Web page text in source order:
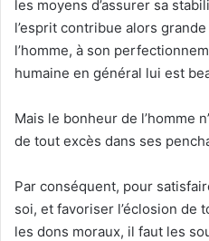
les moyens d’assurer sa
l’esprit contribue alors
l’homme, à son
humaine en général lui est
Mais le bonheur de l’homme
de tout excès dans ses
Par conséquent, pour
soi, et favoriser l’éclosion de
les dons moraux, il faut les